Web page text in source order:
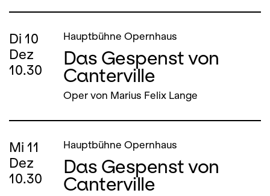
Di 10
Dez
10.30
Hauptbühne Opernhaus
Das Gespenst von
Canterville
Oper von Marius Felix Lange
Mi 11
Dez
10.30
Hauptbühne Opernhaus
Das Gespenst von
Canterville